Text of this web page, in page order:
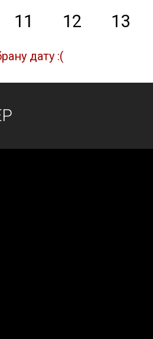
11 12 13
дату :(